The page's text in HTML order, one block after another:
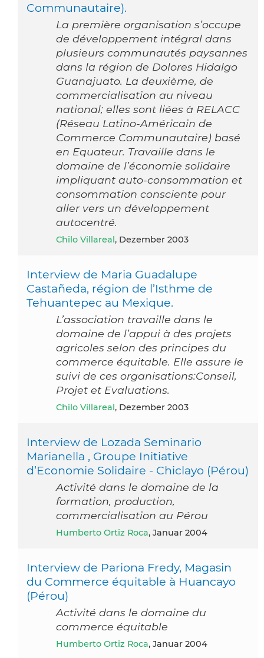
Communautaire).
La première organisation s’occupe
de développement intégral dans
plusieurs communautés paysannes
dans la région de Dolores Hidalgo
Guanajuato. La deuxième, de
commercialisation au niveau
national; elles sont liées à RELACC
(Réseau Latino-Américain de
Commerce Communautaire) basé
en Equateur. Travaille dans le
domaine de l’économie solidaire
impliquant auto-consommation et
consommation consciente pour
aller vers un développement
autocentré.
Chilo Villareal , Dezember 2003
Interview de Maria Guadalupe
Castañeda, région de l’Isthme de
Tehuantepec au Mexique.
L’association travaille dans le
domaine de l’appui à des projets
agricoles selon des principes du
commerce équitable. Elle assure le
suivi de ces organisations:Conseil,
Projet et Evaluations.
Chilo Villareal , Dezember 2003
Interview de Lozada Seminario
Marianella , Groupe Initiative
d’Economie Solidaire - Chiclayo (Pérou)
Activité dans le domaine de la
formation, production,
commercialisation au Pérou
Humberto Ortiz Roca, Januar 2004
Interview de Pariona Fredy, Magasin
du Commerce équitable à Huancayo
(Pérou)
Activité dans le domaine du
commerce équitable
Humberto Ortiz Roca, Januar 2004